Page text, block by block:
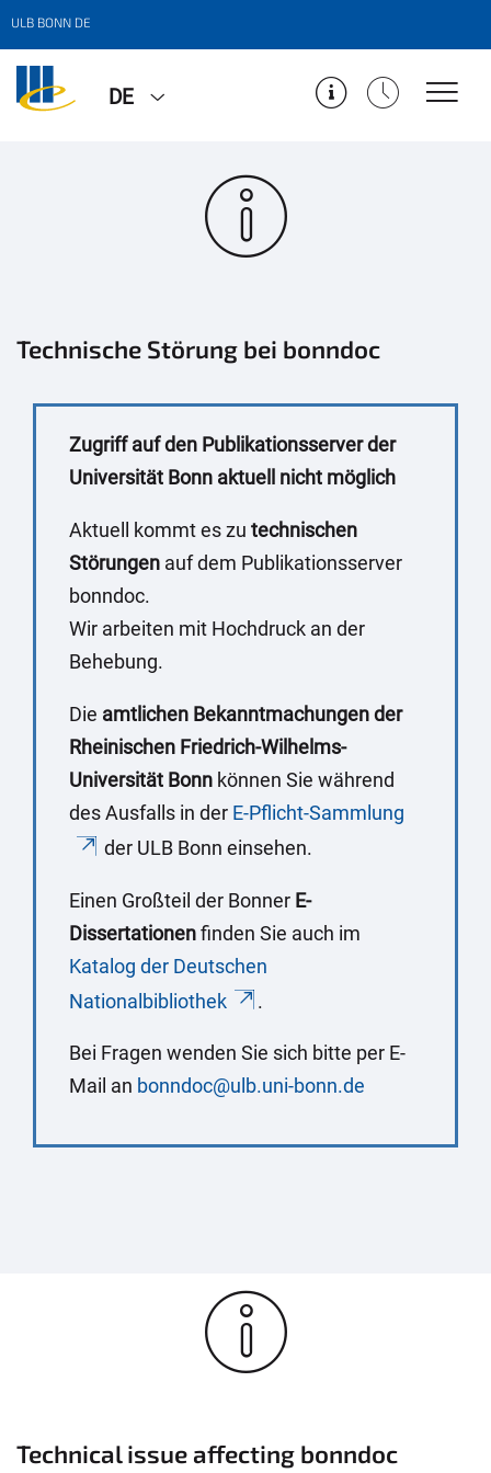
ULB BONN DE
DE
Technische Störung bei bonndoc
Zugriff auf den Publikationsserver der
Universität Bonn aktuell nicht möglich
Aktuell kommt es zu technischen
Störungen auf dem Publikationsserver
bonndoc.
Wir arbeiten mit Hochdruck an der
Behebung.
Die amtlichen Bekanntmachungen der
Rheinischen Friedrich-Wilhelms-
Universität Bonn können Sie während
des Ausfalls in der E-Pflicht-Sammlung
der ULB Bonn einsehen.
Einen Großteil der Bonner E-
Dissertationenfinden Sie auch im
Katalog der Deutschen
Nationalbibliothek
.
Bei Fragen wenden Sie sich bitte per E-
Mail an bonndoc@ulb.uni-bonn.de
Technical issue affecting bonndoc